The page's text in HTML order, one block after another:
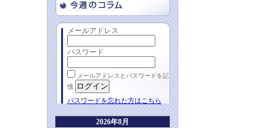
メールアドレス
パスワード
メールアドレスとパスワードを記
憶
パスワードを忘れた方はこちら
2026年8月